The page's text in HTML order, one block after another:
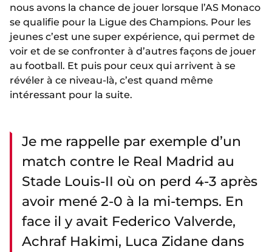
nous avons la chance de jouer lorsque l’AS Monaco
se qualifie pour la Ligue des Champions. Pour les
jeunes c’est une super expérience, qui permet de
voir et de se confronter à d’autres façons de jouer
au football. Et puis pour ceux qui arrivent à se
révéler à ce niveau-là, c’est quand même
intéressant pour la suite.
Je me rappelle par exemple d’un
match contre le Real Madrid au
Stade Louis-II où on perd 4-3 après
avoir mené 2-0 à la mi-temps. En
face il y avait Federico Valverde,
Achraf Hakimi, Luca Zidane dans